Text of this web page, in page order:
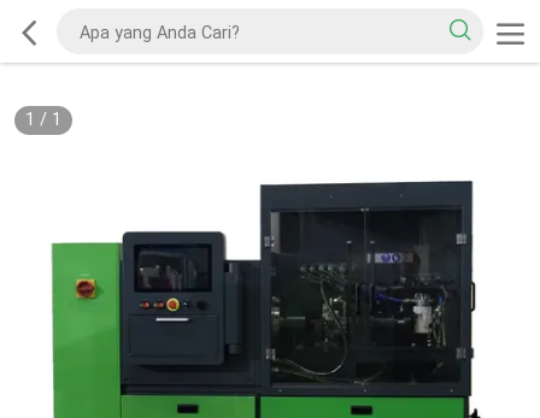
1 / 1